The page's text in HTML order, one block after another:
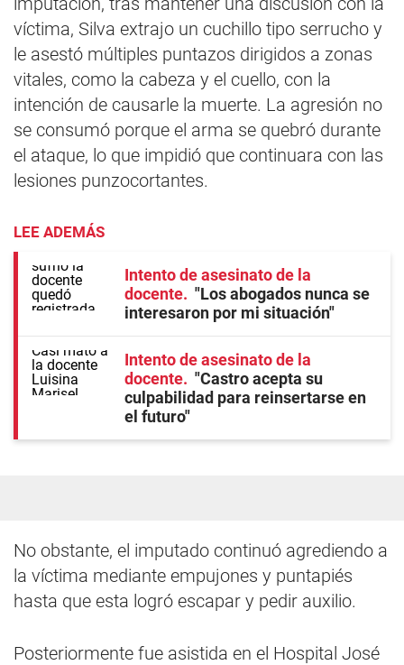
víctima, Silva extrajo un cuchillo tipo serrucho y
le asestó múltiples puntazos dirigidos a zonas
vitales, como la cabeza y el cuello, con la
intención de causarle la muerte. La agresión no
se consumó porque el arma se quebró durante
el ataque, lo que impidió que continuara con las
lesiones punzocortantes.
LEE ADEMÁS
Intento de asesinato de la
docente
"Los abogados nunca se
interesaron por mi situación"
Intento de asesinato de la
docente
"Castro acepta su
culpabilidad para reinsertarse en
el futuro"
No obstante, el imputado continuó agrediendo a
la víctima mediante empujones y puntapiés
hasta que esta logró escapar y pedir auxilio.
Posteriormente fue asistida en el Hospital José